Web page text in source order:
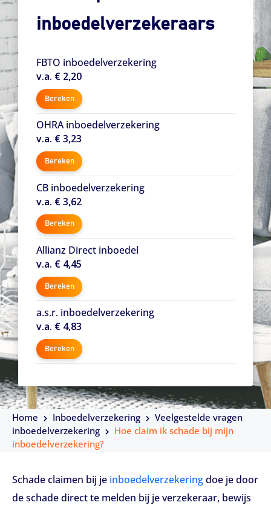
inboedelverzekeraars
FBTO inboedelverzekering
v.a. € 2,20
Bereken
OHRA inboedelverzekering
v.a. € 3,23
Bereken
CB inboedelverzekering
v.a. € 3,62
Bereken
Allianz Direct inboedel
v.a. € 4,45
Bereken
a.s.r. inboedelverzekering
v.a. € 4,83
Bereken
Home Inboedelverzekering
Veelgestelde vragen
inboedelverzekering
Hoe claim ik schade bij mijn
inboedelverzekering?
Schade claimen bij je inboedelverzekeringdoe je door
de schade direct te melden bij je verzekeraar, bewijs